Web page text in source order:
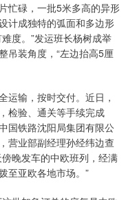
忙碌，一批5米多高的异形
计成独特的弧面和多边形
度。”发运班长杨树成举
吊装角度，“左边抬高5厘
运输，按时交付。近日，
检验、通关等手续完成
国铁路沈阳局集团有限公
营业部副经理孙经纬边查
晚发车的中欧班列，经满
至亚欧各地市场。”